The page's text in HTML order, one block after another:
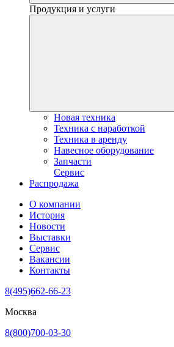
Продукция и услуги
Новая техника
Техника с наработкой
Техника в аренду
Навесное оборудование
Запчасти
Сервис
Распродажа
О компании
История
Новости
Выставки
Сервис
Вакансии
Контакты
8(495)662-66-23
Москва
8(800)700-03-30